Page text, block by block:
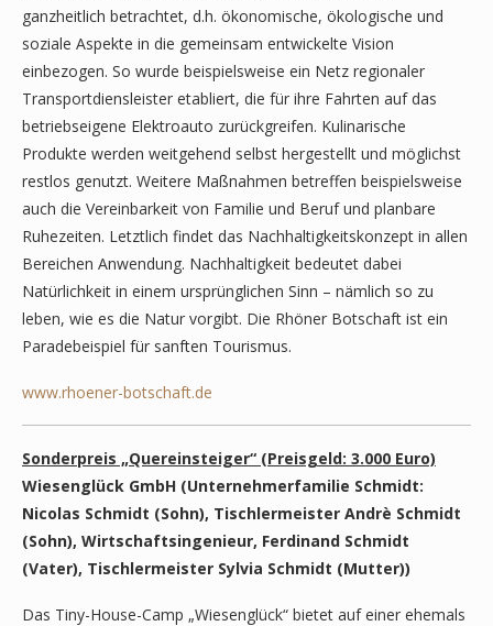
ganzheitlich betrachtet, d.h. ökonomische, ökologische und
soziale Aspekte in die gemeinsam entwickelte Vision
einbezogen. So wurde beispielsweise ein Netz regionaler
Transportdiensleister etabliert, die für ihre Fahrten auf das
betriebseigene Elektroauto zurückgreifen. Kulinarische
Produkte werden weitgehend selbst hergestellt und möglichst
restlos genutzt. Weitere Maßnahmen betreffen beispielsweise
auch die Vereinbarkeit von Familie und Beruf und planbare
Ruhezeiten. Letztlich findet das Nachhaltigkeitskonzept in allen
Bereichen Anwendung. Nachhaltigkeit bedeutet dabei
Natürlichkeit in einem ursprünglichen Sinn – nämlich so zu
leben, wie es die Natur vorgibt. Die Rhöner Botschaft ist ein
Paradebeispiel für sanften Tourismus.
www.rhoener-botschaft.de
Sonderpreis „Quereinsteiger“ (Preisgeld: 3.000 Euro)
Wiesenglück GmbH (Unternehmerfamilie Schmidt:
Nicolas Schmidt (Sohn), Tischlermeister Andrè Schmidt
(Sohn), Wirtschaftsingenieur, Ferdinand Schmidt
(Vater), Tischlermeister Sylvia Schmidt (Mutter))
Das Tiny-House-Camp „Wiesenglück“ bietet auf einer ehemals